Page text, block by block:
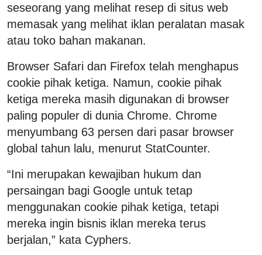
seseorang yang melihat resep di situs web
memasak yang melihat iklan peralatan masak
atau toko bahan makanan.
Browser Safari dan Firefox telah menghapus
cookie pihak ketiga. Namun, cookie pihak
ketiga mereka masih digunakan di browser
paling populer di dunia Chrome. Chrome
menyumbang 63 persen dari pasar browser
global tahun lalu, menurut StatCounter.
“Ini merupakan kewajiban hukum dan
persaingan bagi Google untuk tetap
menggunakan cookie pihak ketiga, tetapi
mereka ingin bisnis iklan mereka terus
berjalan,” kata Cyphers.